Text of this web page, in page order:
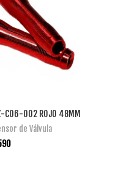
CARRITO
C06-002 ROJO 48MM
de Válvula